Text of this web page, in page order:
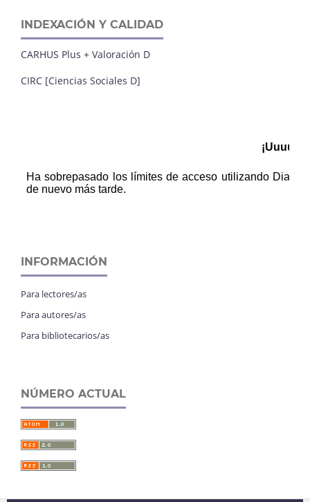
INDEXACIÓN Y CALIDAD
CARHUS Plus + Valoración D
CIRC [Ciencias Sociales D]
INFORMACIÓN
Para lectores/as
Para autores/as
Para bibliotecarios/as
NÚMERO ACTUAL